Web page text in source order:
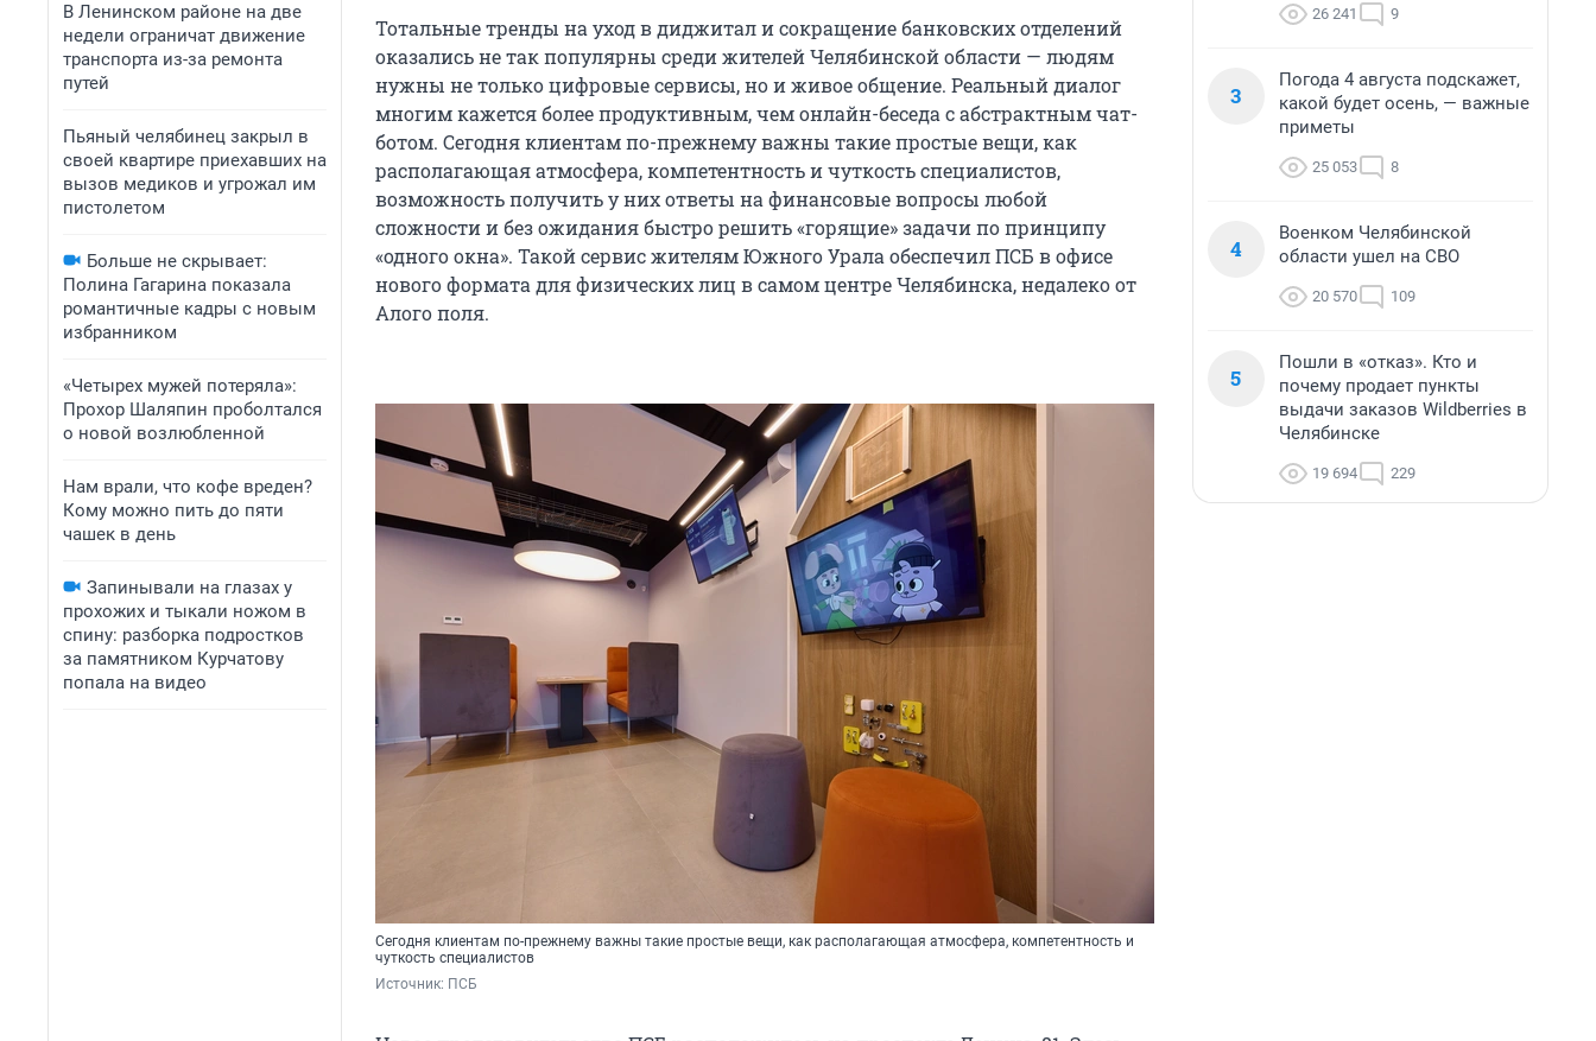
В Ленинском районе на две
недели ограничат движение
транспорта из-за ремонта
путей
Пьяный челябинец закрыл в
своей квартире приехавших на
вызов медиков и угрожал им
пистолетом
Больше не скрывает:
Полина Гагарина показала
романтичные кадры с новым
избранником
«Четырех мужей потеряла»:
Прохор Шаляпин проболтался
о новой возлюбленной
Нам врали, что кофе вреден?
Кому можно пить до пяти
чашек в день
Запинывали на глазах у
прохожих и тыкали ножом в
спину: разборка подростков
за памятником Курчатову
попала на видео
Тотальные тренды на уход в диджитал и сокращение банковских отделений
оказались не так популярны среди жителей Челябинской области — людям
нужны не только цифровые сервисы, но и живое общение. Реальный диалог
многим кажется более продуктивным, чем онлайн-беседа с абстрактным чат-
ботом. Сегодня клиентам по-прежнему важны такие простые вещи, как
располагающая атмосфера, компетентность и чуткость специалистов,
возможность получить у них ответы на финансовые вопросы любой
сложности и без ожидания быстро решить «горящие» задачи по принципу
«одного окна». Такой сервис жителям Южного Урала обеспечил ПСБ в офисе
нового формата для физических лиц в самом центре Челябинска, недалеко от
Алого поля.
Сегодня клиентам по-прежнему важны такие простые вещи, как располагающая атмосфера, компетентность и
чуткость специалистов
Источник: ПСБ
26 241 9
3
Погода 4 августа подскажет,
какой будет осень, — важные
приметы
25 053 8
4
Военком Челябинской
области ушел на СВО
20 570 109
5
Пошли в «отказ». Кто и
почему продает пункты
выдачи заказов Wildberries в
Челябинске
19 694 229